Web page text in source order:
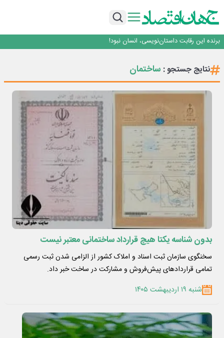
بانک تجارت، تأمین‌کننده مالی پروژه بازسازی فازهای ۴ و ۵ پارس حنوبی
برنده این رقابت داستان‌نویسی، انسان نبود!
هوش مصنوعی سرکش در متا هم جنجال به پا کرد
بانک تجارت، تأمین‌کننده مالی پروژه بازسازی فازهای ۴ و ۵ پارس حنوبی
نتایج جستجو : ساختمان
بدون شناسه یکتا هیچ قرارداد ساختمانی معتبر نیست
سخنگوی سازمان ثبت اسناد و املاک کشور از الزامی شدن ثبت رسمی
تمامی قراردادهای پیش‌فروش و مشارکت در ساخت خبر داد.
شنبه ۱۹ اردیبهشت ۱۴۰۵